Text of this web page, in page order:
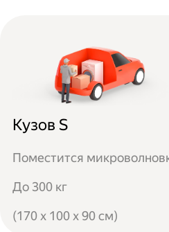
Кузов S
Поместится
До 300 кг
(170 x 100 x 90 см)